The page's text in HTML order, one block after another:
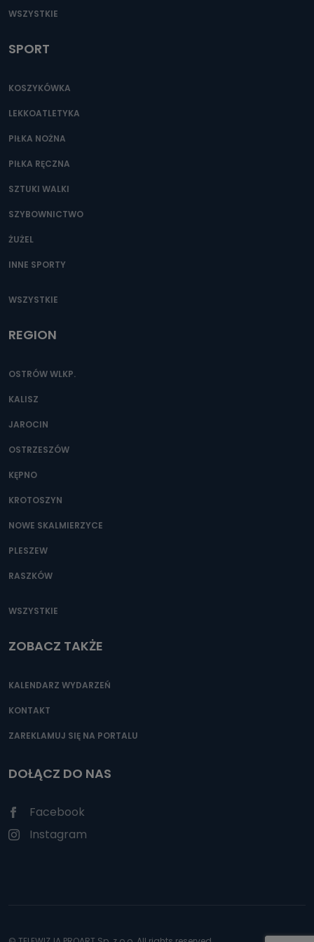
WSZYSTKIE
SPORT
KOSZYKÓWKA
LEKKOATLETYKA
PIŁKA NOŻNA
PIŁKA RĘCZNA
SZTUKI WALKI
SZYBOWNICTWO
ŻUŻEL
INNE SPORTY
WSZYSTKIE
REGION
OSTRÓW WLKP.
KALISZ
JAROCIN
OSTRZESZÓW
KĘPNO
KROTOSZYN
NOWE SKALMIERZYCE
PLESZEW
RASZKÓW
WSZYSTKIE
ZOBACZ TAKŻE
KALENDARZ WYDARZEŃ
KONTAKT
ZAREKLAMUJ SIĘ NA PORTALU
DOŁĄCZ DO NAS
Facebook
Instagram